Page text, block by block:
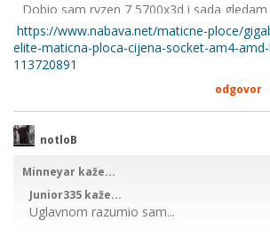
Dobio sam ryzen 7 5700x3d i sada
a na vecini pise da je za taj procesor
biosa... znaci trazim plocu sa flashback
mogucnost flashanja bez procesora...
https://www.nabava.net/maticne-ploce/
elite-maticna-ploca-cijena-socket-am4-
113720891
odgovor
notloB
Minneyar kaže...
Junior335 kaže...
Uglavnom razumio sam...